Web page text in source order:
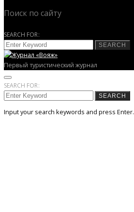
Поиск по сайту
SEARCH FOR:
SEARCH
Первый туристический журнал
SEARCH FOR:
SEARCH
Input your search keywords and press Enter.